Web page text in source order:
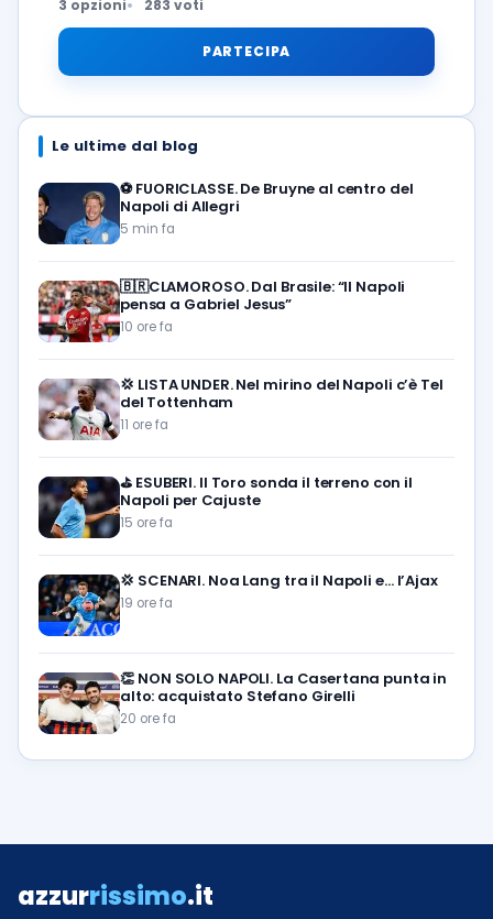
3 opzioni 283 voti
PARTECIPA
Le ultime dal blog
⚽️ FUORICLASSE. De Bruyne al centro del
Napoli di Allegri
5 min fa
🇧🇷CLAMOROSO. Dal Brasile: “Il Napoli
pensa a Gabriel Jesus”
10 ore fa
💢 LISTA UNDER. Nel mirino del Napoli c’è Tel
del Tottenham
11 ore fa
⛳ ESUBERI. Il Toro sonda il terreno con il
Napoli per Cajuste
15 ore fa
💢 SCENARI. Noa Lang tra il Napoli e… l’Ajax
19 ore fa
👏 NON SOLO NAPOLI. La Casertana punta in
alto: acquistato Stefano Girelli
20 ore fa
azzurrissimo.it